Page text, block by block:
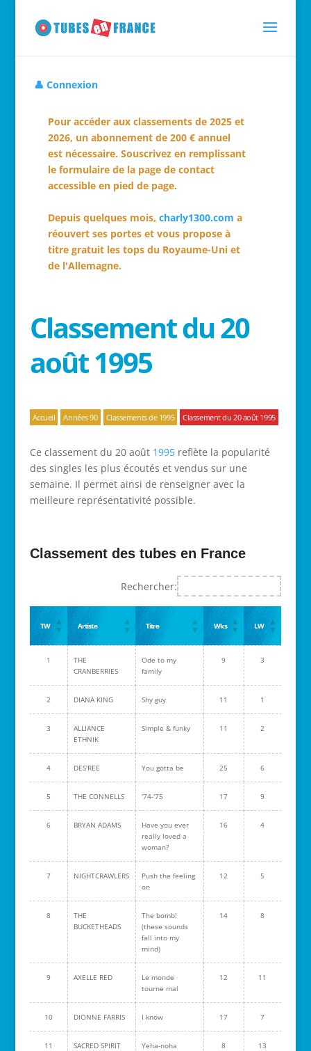
👤 Connexion
Pour accéder aux classements de 2025 et
2026, un abonnement de 200 € annuel
est nécessaire. Souscrivez en remplissant
le formulaire de la page de contact
accessible en pied de page.
Depuis quelques mois, charly1300.com a
réouvert ses portes et vous propose à
titre gratuit les tops du Royaume-Uni et
de l'Allemagne.
Classement du 20
août 1995
Accueil Années 90 Classements de 1995 Classement du 20 août 1995
Ce classement du 20 août 1995reflète la popularité
des singles les plus écoutés et vendus sur une
semaine. Il permet ainsi de renseigner avec la
meilleure représentativité possible.
Classement des tubes en France
Rechercher:
TW Artiste Titre Wks LW
1
THE
CRANBERRIES
Ode to my
family
9 3
2 DIANA KING Shy guy 11 1
3
ALLIANCE
ETHNIK
Simple & funky 11 2
4 DES'REE You gotta be 25 6
5 THE CONNELLS '74-'75 17 9
6 BRYAN ADAMS
Have you ever
really loved a
woman?
16 4
7 NIGHTCRAWLERS
Push the feeling
on
12 5
8
THE
BUCKETHEADS
The bomb!
(these sounds
fall into my
mind)
14 8
9 AXELLE RED
Le monde
tourne mal
12 11
10 DIONNE FARRIS I know 17 7
11 SACRED SPIRIT
Yeha-noha
8 13